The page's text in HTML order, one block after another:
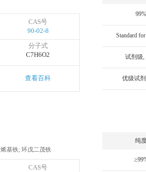
CAS号
90-02-8
分子式
C7H6O2
查看百科
99%
试剂级,
优级试
基铁; 环戊二茂铁
CAS号
纯